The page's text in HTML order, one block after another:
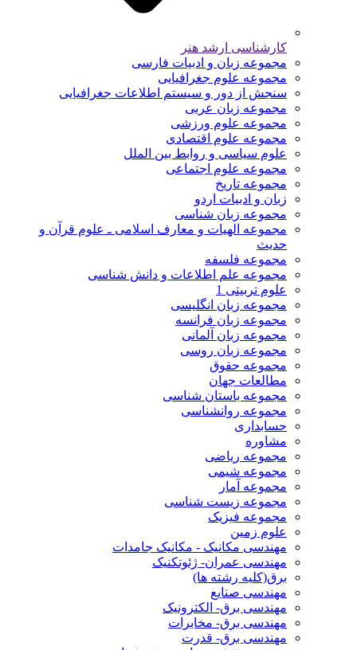
کارشناسی ارشد هنر
مجموعه زبان و ادبیات فارسی
مجموعه علوم جغرافیایی
سنجش از دور و سیستم اطلاعات جغرافیایی
مجموعه زبان عربی
مجموعه علوم ورزشی
مجموعه علوم اقتصادی
علوم سیاسی و روابط بین الملل
مجموعه علوم اجتماعی
مجموعه تاریخ
زبان و ادبیات اردو
مجموعه زبان شناسی
مجموعه الهیات و معارف اسلامی ـ علوم قرآن و
حدیث
مجموعه فلسفه
مجموعه علم اطلاعات و دانش شناسی
علوم تربیتی 1
مجموعه زبان انگلیسی
مجموعه زبان فرانسه
مجموعه زبان آلمانی
مجموعه زبان روسی
مجموعه حقوق
مطالعات جهان
مجموعه باستان شناسی
مجموعه روانشناسی
حسابداری
مشاوره
مجموعه ریاضی
مجموعه شیمی
مجموعه آمار
مجموعه زیست شناسی
مجموعه فیزیک
علوم زمین
مهندسی مکانیک - مکانیک جامدات
مهندسی عمران- ژئوتکنیک
برق(کلیه رشته ها)
مهندسی صنایع
مهندسی برق- الکترونیک
مهندسی برق- مخابرات
مهندسی برق- قدرت